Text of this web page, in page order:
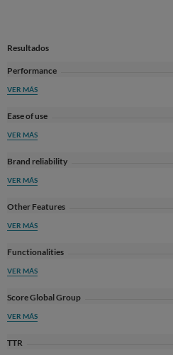
Resultados
Performance
VER MÁS
Ease of use
VER MÁS
Brand reliability
VER MÁS
Other Features
VER MÁS
Functionalities
VER MÁS
Score Global Group
VER MÁS
TTR